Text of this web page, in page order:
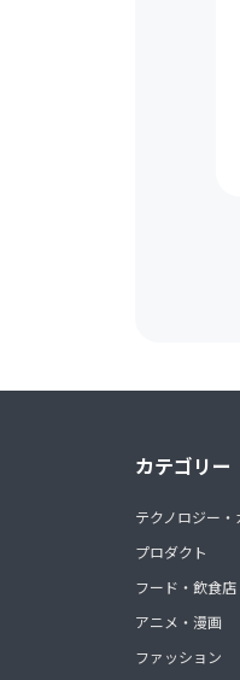
カテゴリー
テクノロジー・
プロダクト
フード・飲食店
アニメ・漫画
ファッション